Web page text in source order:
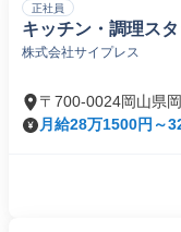
正社員
キッチン・調理ス
株式会社サイプレス
〒700-0024岡山県
月給28万1500円～